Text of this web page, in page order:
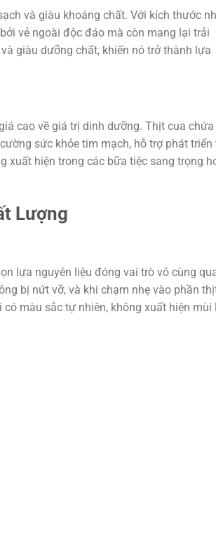
và giàu khoáng chất. Với kích thước
vẻ ngoài độc đáo mà còn mang lại trải
giàu dưỡng chất, khiến nó trở thành lựa
cao về giá trị dinh dưỡng. Thịt cua chứa
sức khỏe tim mạch, hỗ trợ phát triển
xuất hiện trong các bữa tiệc sang trọng
Lượng
lựa nguyên liệu đóng vai trò vô cùng
bị nứt vỡ, và khi chạm nhẹ vào phần
màu sắc tự nhiên, không xuất hiện mùi